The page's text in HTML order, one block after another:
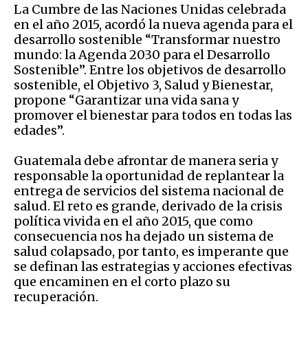
La Cumbre de las Naciones Unidas celebrada
en el año 2015, acordó la nueva agenda para el
desarrollo sostenible “Transformar nuestro
mundo: la Agenda 2030 para el Desarrollo
Sostenible”. Entre los objetivos de desarrollo
sostenible, el Objetivo 3, Salud y Bienestar,
propone “Garantizar una vida sana y
promover el bienestar para todos en todas las
edades”.
Guatemala debe afrontar de manera seria y
responsable la oportunidad de replantear la
entrega de servicios del sistema nacional de
salud. El reto es grande, derivado de la crisis
política vivida en el año 2015, que como
consecuencia nos ha dejado un sistema de
salud colapsado, por tanto, es imperante que
se definan las estrategias y acciones efectivas
que encaminen en el corto plazo su
recuperación.